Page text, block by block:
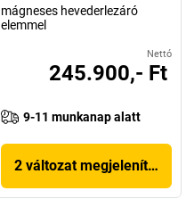
mágneses hevederlezáró
elemmel
Nettó
245.900,- Ft
9-11 munkanap alatt
2 változat megjelenítése